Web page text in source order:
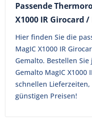
Passende
X1000 IR Girocard
Hier finden Sie die
MagIC X1000 IR
Gemalto. Bestellen
Gemalto MagIC
schnellen
günstigen Preisen!